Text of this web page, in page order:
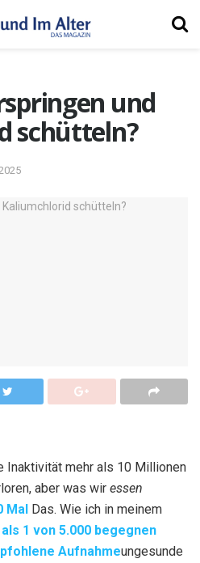
und
schütteln?
Inaktivität mehr als 10 Millionen
aber was wir essen
Mal Das. Wie ich in meinem
1 von 5.000 begegnen
Aufnahmeungesunde